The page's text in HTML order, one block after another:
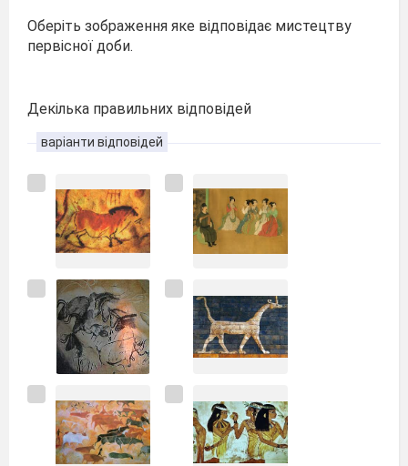
Оберіть зображення яке відповідає мистецтву
первісної доби.
Декілька правильних відповідей
варіанти відповідей